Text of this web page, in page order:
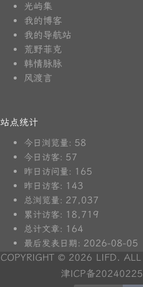
光屿集
我的博客
我的导航站
荒野菲克
韩情脉脉
风渡言
站点统计
今日浏览量: 58
今日访客: 57
昨日访问量: 165
昨日访客: 143
总浏览量: 27,037
累计访客: 18,719
总计文章: 164
最后发表日期: 2026-08-05
COPYRIGHT © 2026 LIFD. ALL
津ICP备